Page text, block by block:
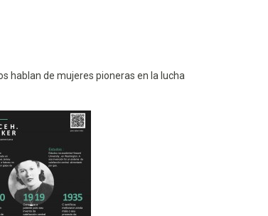
hablan de mujeres pioneras en la lucha